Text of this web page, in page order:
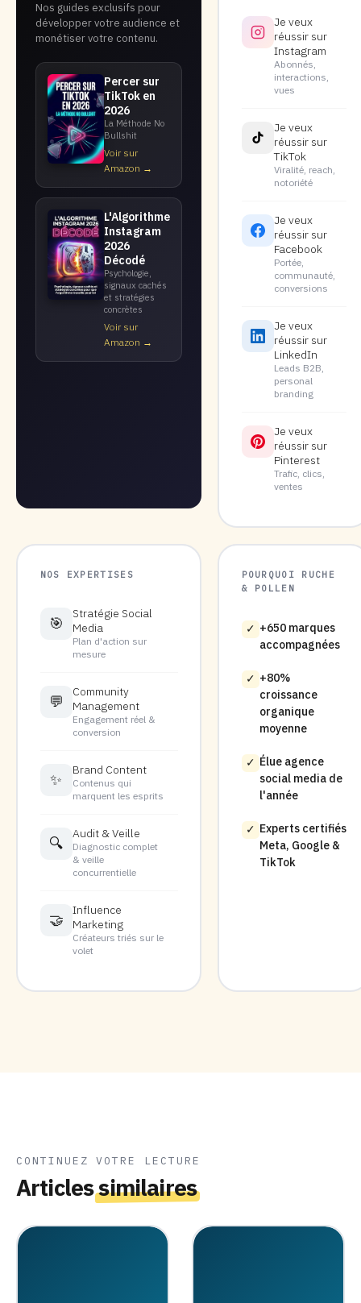
Nos guides exclusifs pour
développer votre audience et
monétiser votre contenu.
Percer sur
TikTok en
2026
La Méthode No
Bullshit
Voir sur
Amazon →
L'Algorithme
Instagram
2026
Décodé
Psychologie,
signaux cachés
et stratégies
concrètes
Voir sur
Amazon →
Je veux
réussir sur
Instagram
Abonnés,
interactions,
vues
Je veux
réussir sur
TikTok
Viralité, reach,
notoriété
Je veux
réussir sur
Facebook
Portée,
communauté,
conversions
Je veux
réussir sur
LinkedIn
Leads B2B,
personal
branding
Je veux
réussir sur
Pinterest
Trafic, clics,
ventes
NOS EXPERTISES
🎯
Stratégie Social
Media
Plan d'action sur
mesure
💬
Community
Management
Engagement réel &
conversion
✨
Brand Content
Contenus qui
marquent les esprits
🔍
Audit & Veille
Diagnostic complet
& veille
concurrentielle
🤝
Influence
Marketing
Créateurs triés sur le
volet
POURQUOI RUCHE
& POLLEN
✓ +650 marques
accompagnées
✓ +80%
croissance
organique
moyenne
✓ Élue agence
social media de
l'année
✓ Experts certifiés
Meta, Google &
TikTok
CONTINUEZ VOTRE LECTURE
Articlessimilaires